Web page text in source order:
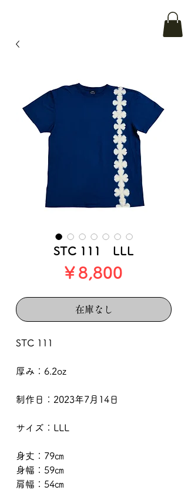
STC 111 LLL
￥8,800
在庫なし
STC 111
厚み：6.2oz
制作日：2023年7月14日
サイズ：LLL
身丈：79㎝
身幅：59㎝
肩幅：54㎝